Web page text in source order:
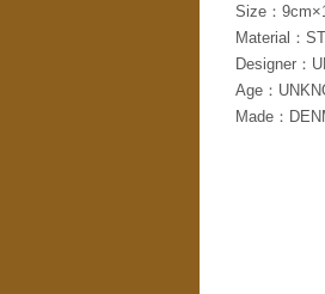
Size：
Material：
Designer：
Age：
Made：